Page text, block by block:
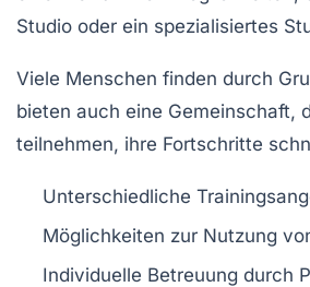
Studio oder ein spezialisiertes
Viele Menschen finden durch
bieten auch eine Gemeinschaft,
teilnehmen, ihre Fortschritte
Unterschiedliche
Möglichkeiten zur Nutzung
Individuelle Betreuung durch